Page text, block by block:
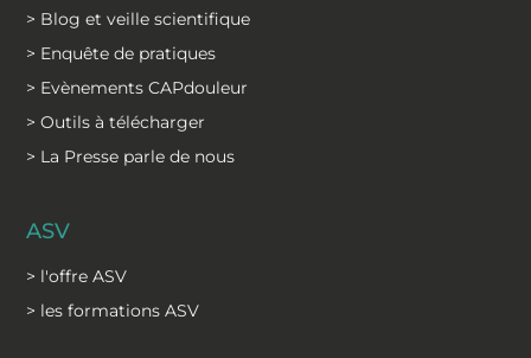
> Blog et veille scientifique
> Enquête de pratiques
> Evènements CAPdouleur
> Outils à télécharger
> La Presse parle de nous
ASV
> l'offre ASV
> les formations ASV